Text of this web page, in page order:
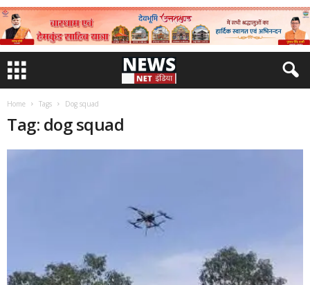
Home Tags Dog squad
Tag: dog squad